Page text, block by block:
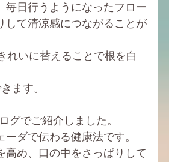
毎日行うようになったフロー
して清涼感につながることが
れいに替えることで根を白
ます。
グでご紹介しました。
ダで伝わる健康法です。
高め、口の中をさっぱりして